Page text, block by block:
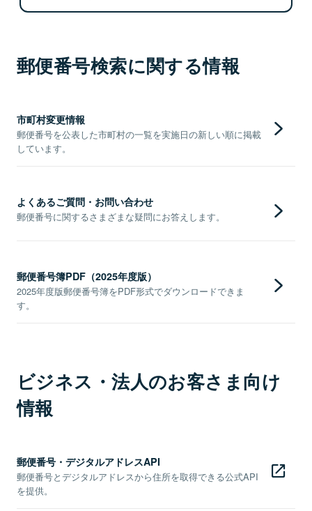
郵便番号検索に関する情報
市町村変更情報
郵便番号を公表した市町村の一覧を実施日の新しい順に掲載
しています。
よくあるご質問・お問い合わせ
郵便番号に関するさまざまな疑問にお答えします。
郵便番号簿PDF（2025年度版）
2025年度版郵便番号簿をPDF形式でダウンロードできま
す。
ビジネス・法人のお客さま向け
情報
郵便番号・デジタルアドレスAPI
郵便番号とデジタルアドレスから住所を取得できる公式API
を提供。